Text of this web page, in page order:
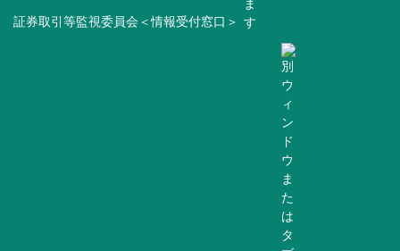
証券取引等監視委員会＜情報受付窓口＞